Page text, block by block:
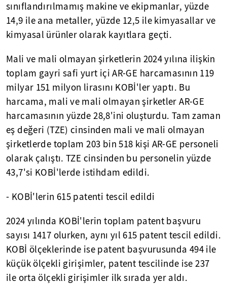
sınıflandırılmamış makine ve ekipmanlar, yüzde
14,9 ile ana metaller, yüzde 12,5 ile kimyasallar ve
kimyasal ürünler olarak kayıtlara geçti.
Mali ve mali olmayan şirketlerin 2024 yılına ilişkin
toplam gayri safi yurt içi AR-GE harcamasının 119
milyar 151 milyon lirasını KOBİ'ler yaptı. Bu
harcama, mali ve mali olmayan şirketler AR-GE
harcamasının yüzde 28,8'ini oluşturdu. Tam zaman
eş değeri (TZE) cinsinden mali ve mali olmayan
şirketlerde toplam 203 bin 518 kişi AR-GE personeli
olarak çalıştı. TZE cinsinden bu personelin yüzde
43,7'si KOBİ'lerde istihdam edildi.
- KOBİ'lerin 615 patenti tescil edildi
2024 yılında KOBİ'lerin toplam patent başvuru
sayısı 1417 olurken, aynı yıl 615 patent tescil edildi.
KOBİ ölçeklerinde ise patent başvurusunda 494 ile
küçük ölçekli girişimler, patent tescilinde ise 237
ile orta ölçekli girişimler ilk sırada yer aldı.